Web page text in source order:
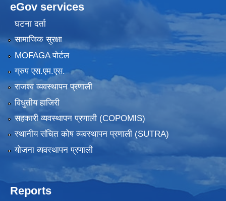
eGov services
घटना दर्ता
सामाजिक सुरक्षा
MOFAGA पोर्टल
ग्रुप एस.एम.एस.
राजश्व व्यवस्थापन प्रणाली
विधुतीय हाजिरी
सहकारी व्यवस्थापन प्रणाली (COPOMIS)
स्थानीय संचित कोष व्यवस्थापन प्रणाली (SUTRA)
योजना व्यवस्थापन प्रणाली
Reports